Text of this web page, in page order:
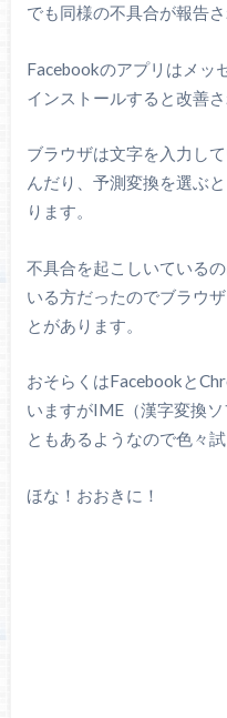
でも同様の不具合が報告さ
Facebookのアプリはメッ
インストールすると改善さ
ブラウザは文字を入力し
んだり、予測変換を選ぶ
ります。
不具合を起こしいている
いる方だったのでブラウ
とがあります。
おそらくはFacebookと
いますがIME（漢字変換
ともあるようなので色々
ほな！おおきに！